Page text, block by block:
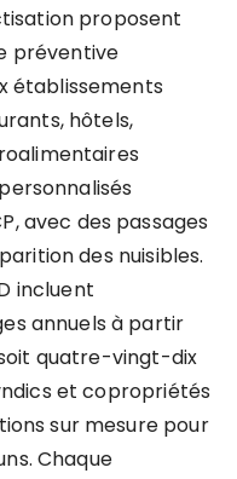
proposent
préventive
établissements
hôtels,
avec des passages
des nuisibles.
incluent
annuels à partir
quatre-vingt-dix
et copropriétés
sur mesure pour
Chaque